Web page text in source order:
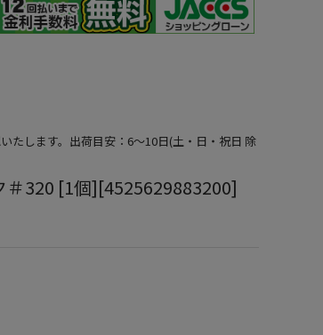
たします。出荷目安：6～10日(土・日・祝日 除
320 [1個][4525629883200]